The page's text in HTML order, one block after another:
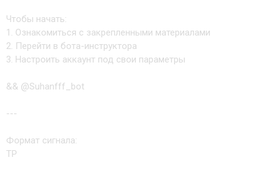
Чтобы начать:
1. Ознакомиться с закрепленными материалами
2. Перейти в бота-инструктора
3. Настроить аккаунт под свои параметры
&& @Suhanfff_bot
---
Формат сигнала:
TP